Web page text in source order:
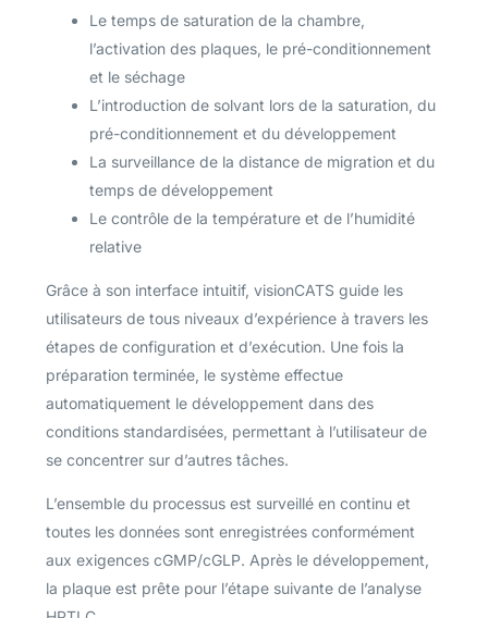
Le temps de saturation de la chambre,
l’activation des plaques, le pré-conditionnement
et le séchage
L’introduction de solvant lors de la saturation, du
pré-conditionnement et du développement
La surveillance de la distance de migration et du
temps de développement
Le contrôle de la température et de l’humidité
relative
Grâce à son interface intuitif, visionCATS guide les
utilisateurs de tous niveaux d’expérience à travers les
étapes de configuration et d’exécution. Une fois la
préparation terminée, le système effectue
automatiquement le développement dans des
conditions standardisées, permettant à l’utilisateur de
se concentrer sur d’autres tâches.
L’ensemble du processus est surveillé en continu et
toutes les données sont enregistrées conformément
aux exigences cGMP/cGLP. Après le développement,
la plaque est prête pour l’étape suivante de l’analyse